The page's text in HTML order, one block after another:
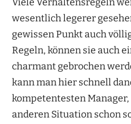
wesentlich legerer
gewissen Punkt auch
Regeln, können sie auch
charmant gebrochen
kann man hier schnell
kompetentesten
anderen Situation schon